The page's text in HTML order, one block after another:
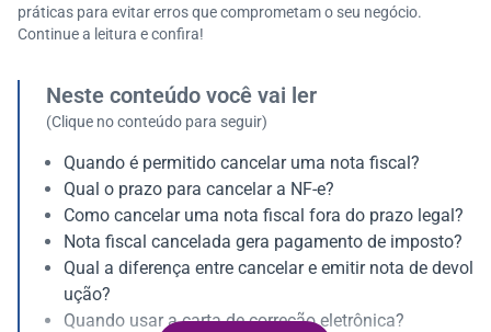
práticas para evitar erros que comprometam o seu negócio.
Continue a leitura e confira!
Neste conteúdo você vai ler
(Clique no conteúdo para seguir)
Quando é permitido cancelar uma nota fiscal?
Qual o prazo para cancelar a NF-e?
Como cancelar uma nota fiscal fora do prazo legal?
Nota fiscal cancelada gera pagamento de imposto?
Qual a diferença entre cancelar e emitir nota de devol
ução?
Quando usar a carta de correção eletrônica?